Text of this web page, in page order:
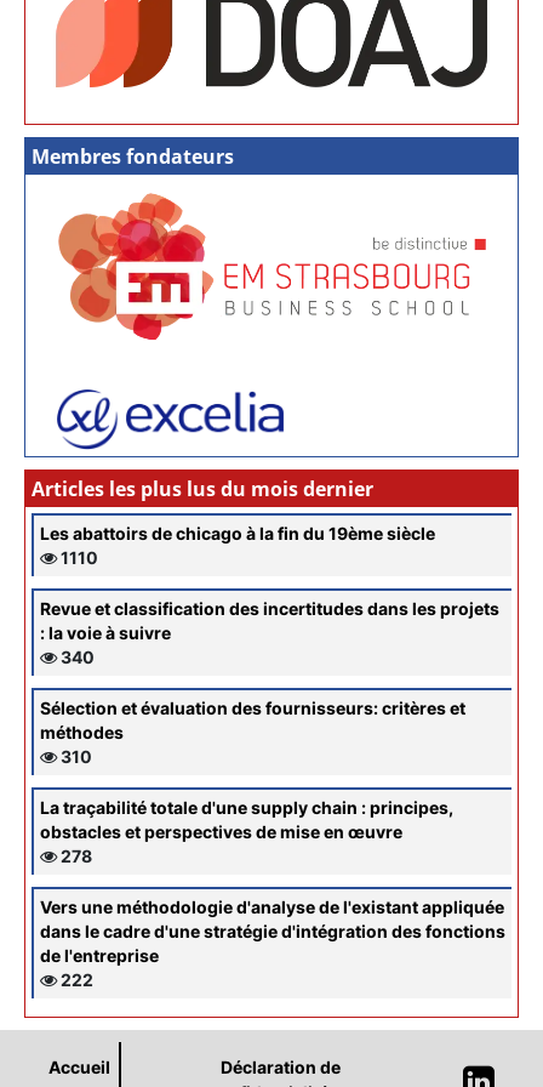
Membres fondateurs
Articles les plus lus du mois dernier
Les abattoirs de chicago à la fin du 19ème siècle
1110
Revue et classification des incertitudes dans les projets
: la voie à suivre
340
Sélection et évaluation des fournisseurs: critères et
méthodes
310
La traçabilité totale d'une supply chain : principes,
obstacles et perspectives de mise en œuvre
278
Vers une méthodologie d'analyse de l'existant appliquée
dans le cadre d'une stratégie d'intégration des fonctions
de l'entreprise
222
Accueil
Déclaration de